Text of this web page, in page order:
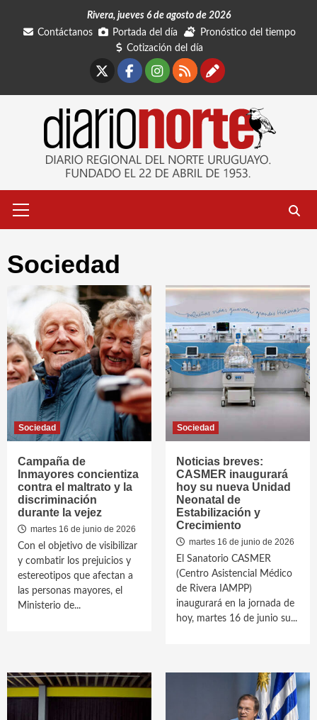
Rivera, jueves 6 de agosto de 2026
Contáctanos
Portada del día
Pronóstico del tiempo
Cotización del día
Facebook
Instagram
RSSContáctanos
primario
Sociedad
Sociedad
Campaña de
Inmayores concientiza
contra el maltrato y la
discriminación
durante la vejez
martes 16 de junio de 2026
Con el objetivo de visibilizar
y combatir los prejuicios y
estereotipos que afectan a
las personas mayores, el
Ministerio de...
Sociedad
Noticias breves:
CASMER inaugurará
hoy su nueva Unidad
Neonatal de
Estabilización y
Crecimiento
martes 16 de junio de 2026
El Sanatorio CASMER
(Centro Asistencial Médico
de Rivera IAMPP)
inaugurará en la jornada de
hoy, martes 16 de junio su...